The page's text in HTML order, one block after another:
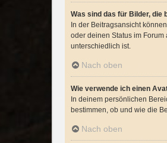
Was sind das für Bilder, die
In der Beitragsansicht
oder deinen Status im
unterschiedlich ist.
Nach oben
Wie verwende ich einen
In deinem persönlichen
bestimmen, ob und wie die
Nach oben